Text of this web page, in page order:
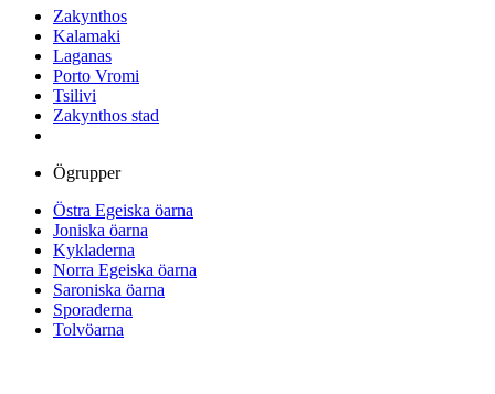
Zakynthos
Kalamaki
Laganas
Porto Vromi
Tsilivi
Zakynthos stad
Ögrupper
Östra Egeiska öarna
Joniska öarna
Kykladerna
Norra Egeiska öarna
Saroniska öarna
Sporaderna
Tolvöarna